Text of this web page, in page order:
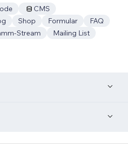
CMS
Shop Formular
FAQ
Stream
Mailing List